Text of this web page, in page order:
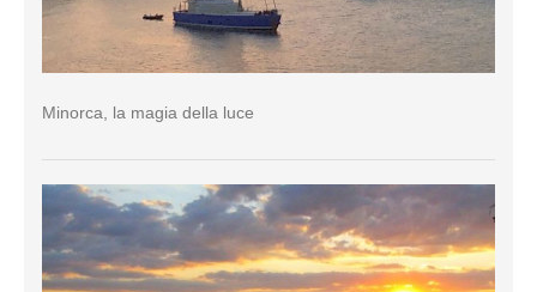
Minorca, la magia della luce